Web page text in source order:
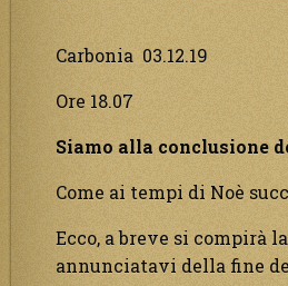
Carbonia 03.12.19
Ore 18.07
Siamo alla conclusione
Come ai tempi di Noè
Ecco, a breve si compirà
annunciatavi della fine